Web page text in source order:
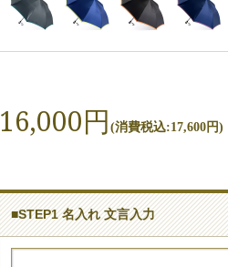
16,000円 (消費税込:17,600円)
■STEP1 名入れ 文言入力